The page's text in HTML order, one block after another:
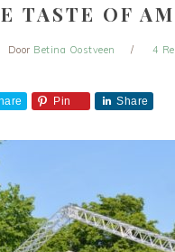
TASTE OF
Door Betina Oostveen 4
Pin Share